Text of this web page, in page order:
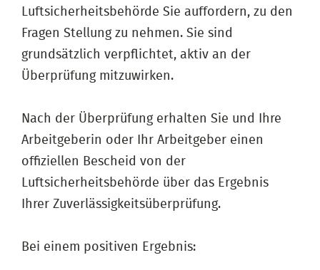
Luftsicherheitsbehörde Sie auffordern, zu den
Fragen Stellung zu nehmen. Sie sind
grundsätzlich verpflichtet, aktiv an der
Überprüfung mitzuwirken.
Nach der Überprüfung erhalten Sie und Ihre
Arbeitgeberin oder Ihr Arbeitgeber einen
offiziellen Bescheid von der
Luftsicherheitsbehörde über das Ergebnis
Ihrer Zuverlässigkeitsüberprüfung.
Bei einem positiven Ergebnis: